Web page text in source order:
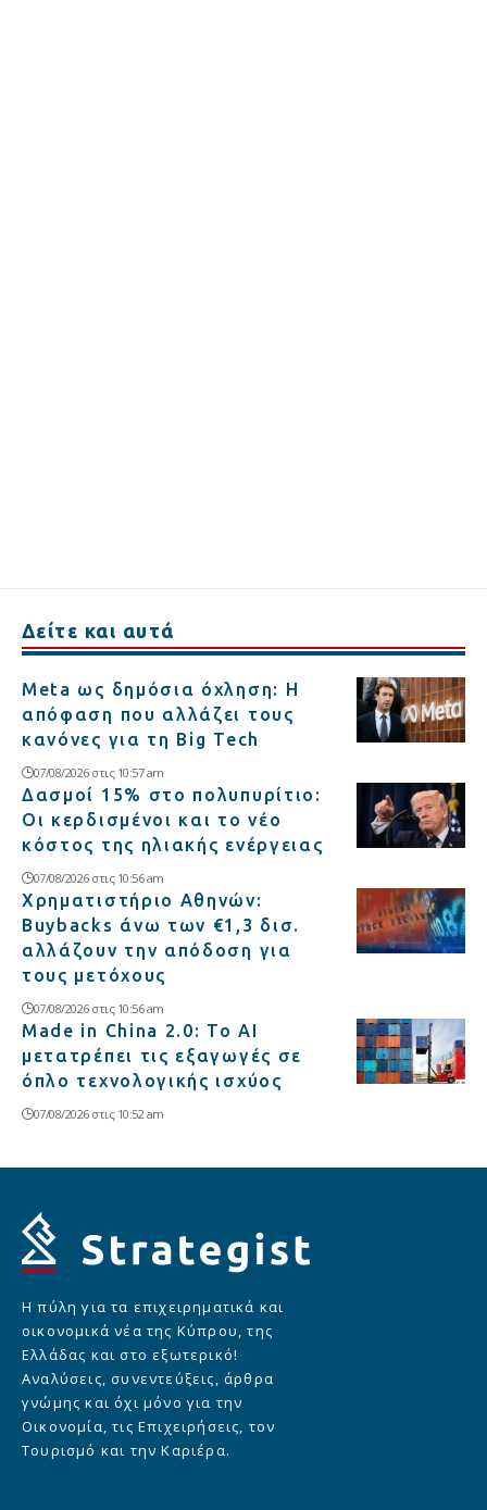
Δείτε και αυτά
Meta ως δημόσια όχληση: Η
απόφαση που αλλάζει τους
κανόνες για τη Big Tech
07/08/2026 στις 10:57 am
Δασμοί 15% στο πολυπυρίτιο:
Οι κερδισμένοι και το νέο
κόστος της ηλιακής ενέργειας
07/08/2026 στις 10:56 am
Χρηματιστήριο Αθηνών:
Buybacks άνω των €1,3 δισ.
αλλάζουν την απόδοση για
τους μετόχους
07/08/2026 στις 10:56 am
Made in China 2.0: Το AI
μετατρέπει τις εξαγωγές σε
όπλο τεχνολογικής ισχύος
07/08/2026 στις 10:52 am
Η πύλη για τα επιχειρηματικά και
οικονομικά νέα της Κύπρου, της
Ελλάδας και στο εξωτερικό!
Αναλύσεις, συνεντεύξεις, άρθρα
γνώμης και όχι μόνο για την
Οικονομία, τις Επιχειρήσεις, τον
Τουρισμό και την Καριέρα.